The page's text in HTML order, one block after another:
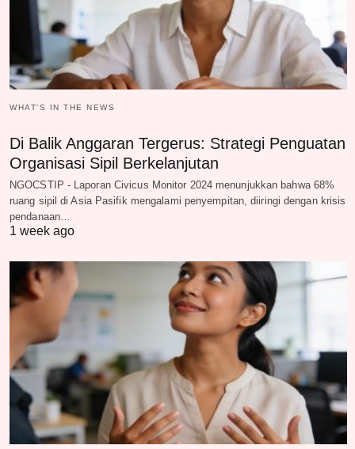
WHAT‘S IN THE NEWS
Di Balik Anggaran Tergerus: Strategi Penguatan
Organisasi Sipil Berkelanjutan
NGOCSTIP - Laporan Civicus Monitor 2024 menunjukkan bahwa 68%
ruang sipil di Asia Pasifik mengalami penyempitan, diiringi dengan krisis
pendanaan…
1 week ago